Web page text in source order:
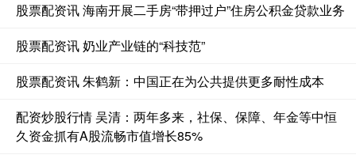
股票配资讯 海南开展二手房“带押过户”住房公积金贷款业务
股票配资讯 奶业产业链的“科技范”
股票配资讯 朱鹤新：中国正在为公共提供更多耐性成本
配资炒股行情 吴清：两年多来，社保、保障、年金等中恒
久资金抓有A股流畅市值增长85%